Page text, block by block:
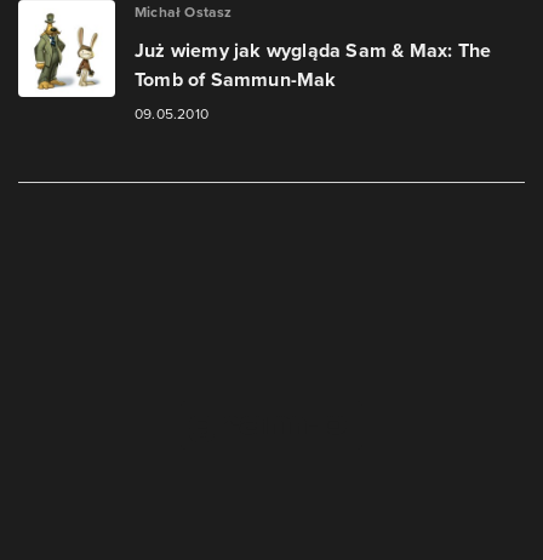
Michał Ostasz
Już wiemy jak wygląda Sam & Max: The
Tomb of Sammun-Mak
09.05.2010